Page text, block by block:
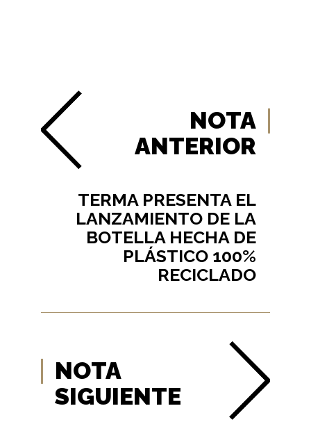
NOTA
ANTERIOR
TERMA PRESENTA EL
LANZAMIENTO DE LA
BOTELLA HECHA DE
PLÁSTICO 100%
RECICLADO
NOTA
SIGUIENTE